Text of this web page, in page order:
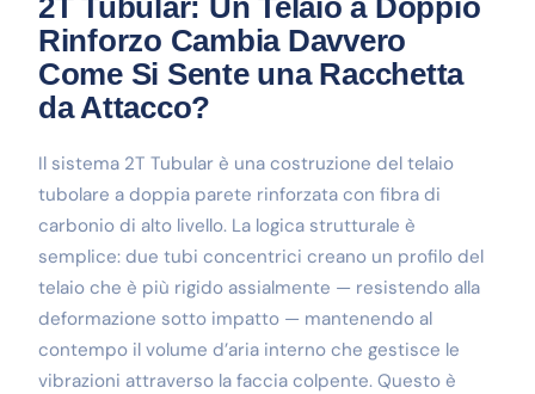
Rinforzo Cambia Davvero
Come Si Sente una Racchetta
da Attacco?
Il sistema 2T Tubular è una costruzione del telaio
tubolare a doppia parete rinforzata con fibra di
carbonio di alto livello. La logica strutturale è
semplice: due tubi concentrici creano un profilo del
telaio che è più rigido assialmente — resistendo alla
deformazione sotto impatto — mantenendo al
contempo il volume d’aria interno che gestisce le
vibrazioni attraverso la faccia colpente. Questo è